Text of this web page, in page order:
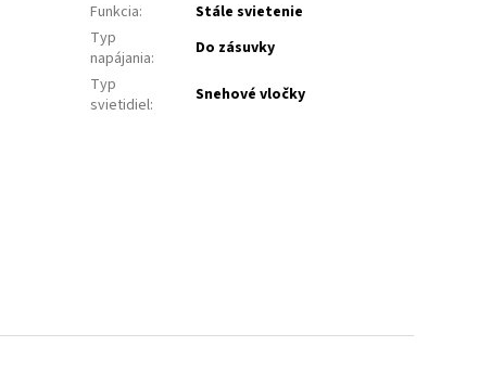
Funkcia:
Stále svietenie
Typ
napájania:
Do zásuvky
Typ
svietidiel: Snehové vločky